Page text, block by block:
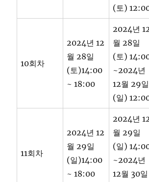
(토)
10회차
2024년 12
월 28일
(토)14:00
~ 18:00
2024년
월 28일
(토)
~2024년
12월 29일
(일)
11회차
2024년 12
월 29일
(일)14:00
~ 18:00
2024년
월 29일
(일)
~2024년
12월 30일